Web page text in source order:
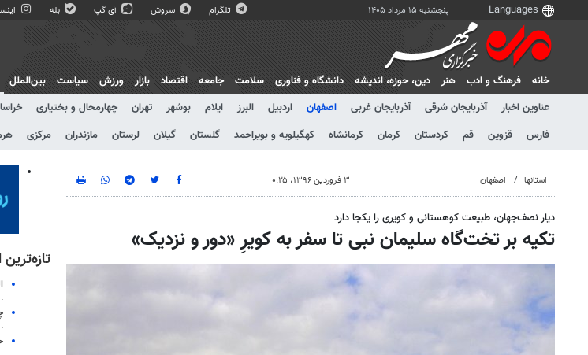
پنجشنبه ۱۵ مرداد ۱۴۰۵ تلگرام سروش آی گپ بله
خانه فرهنگ و ادب هنر دين، حوزه، انديشه دانشگاه و فناوری سلامت جامعه اقتصاد بازار ورزش سیاست بین‌الملل
عناوین اخبار
آذربایجان شرقی آذربایجان غربی اصفهان اردبیل البرز ایلام بوشهر تهران چهارمحال و بختیاری
فارس
قزوین قم کردستان کرمان کرمانشاه کهگیلویه و بویراحمد گلستان گیلان لرستان مازندران مرکزی
استانها اصفهان ۳ فروردین ۱۳۹۶، ۰:۲۵
دیار نصف‌جهان، طبیعت کوهستانی و کویری را یکجا دارد
تکیه بر تخت‌گاه سلیمان نبی تا سفر به کویرِ «دور و نزدیک»
تازه‌ترین